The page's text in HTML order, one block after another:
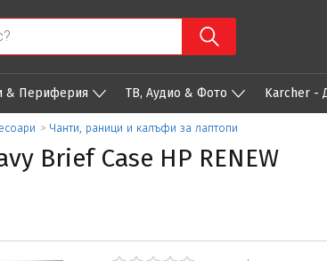
& Периферия ТВ, Аудио & Фото Karcher -
> Чанти, раници и калъфи за лаптопи
Brief Case HP RENEW